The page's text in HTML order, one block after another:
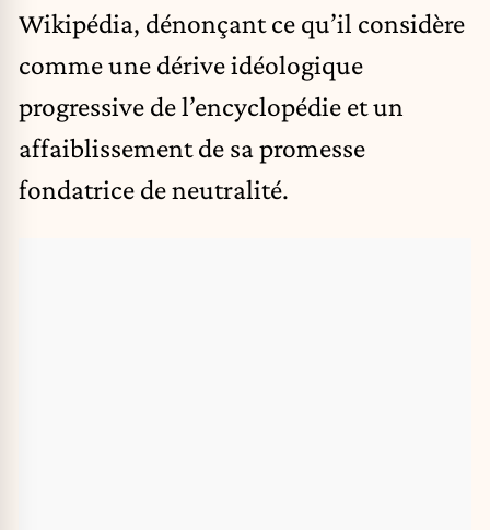
Wikipédia, dénonçant ce qu’il considère
comme une dérive idéologique
progressive de l’encyclopédie et un
affaiblissement de sa promesse
fondatrice de neutralité.